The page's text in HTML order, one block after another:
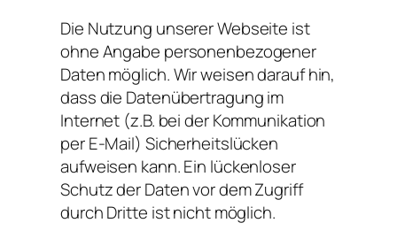
Die Nutzung unserer Webseite ist
ohne Angabe personenbezogener
Daten möglich. Wir weisen darauf hin,
dass die Datenübertragung im
Internet (z.B. bei der Kommunikation
per E-Mail) Sicherheitslücken
aufweisen kann. Ein lückenloser
Schutz der Daten vor dem Zugriff
durch Dritte ist nicht möglich.